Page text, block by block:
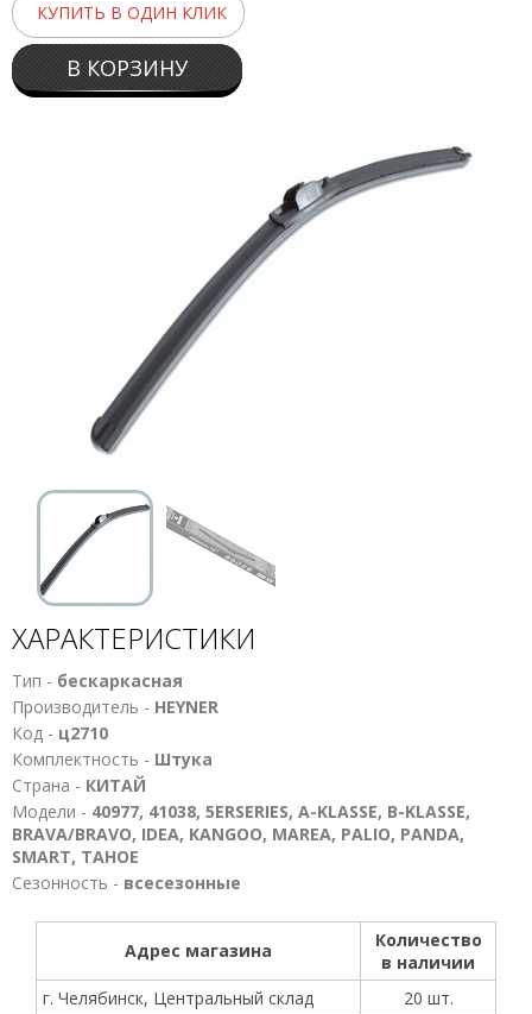
КУПИТЬ В ОДИН КЛИК
В КОРЗИНУ
ХАРАКТЕРИСТИКИ
Тип - бескаркасная
Производитель - HEYNER
Код - ц2710
Комплектность - Штука
Страна - КИТАЙ
Модели - 40977, 41038, 5ERSERIES, A-KLASSE, B-KLASSE,
BRAVA/BRAVO, IDEA, KANGOO, MAREA, PALIO, PANDA,
SMART, TAHOE
Сезонность - всесезонные
Адрес магазина
Количество
в наличии
г. Челябинск, Центральный склад
20 шт.